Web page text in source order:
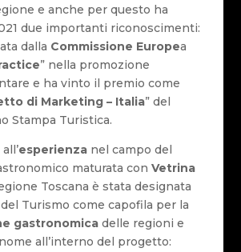
e anche per questo ha
due importanti riconoscimenti:
dalla Commissione Europea
” nella promozione
e ha vinto il premio come
di Marketing – Italia” del
Stampa Turistica.
esperienzanel campo del
maturata con Vetrina
Toscana è stata designata
Turismo come capofila per la
gastronomica delle regioni e
all’interno del progetto: